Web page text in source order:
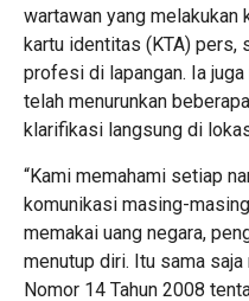
wartawan yang
kartu identitas (KTA) pers,
profesi di lapangan. Ia
telah menurunkan
klarifikasi langsung di
“Kami memahami setiap
komunikasi masing-
memakai uang negara,
menutup diri. Itu sama
Nomor 14 Tahun 2008